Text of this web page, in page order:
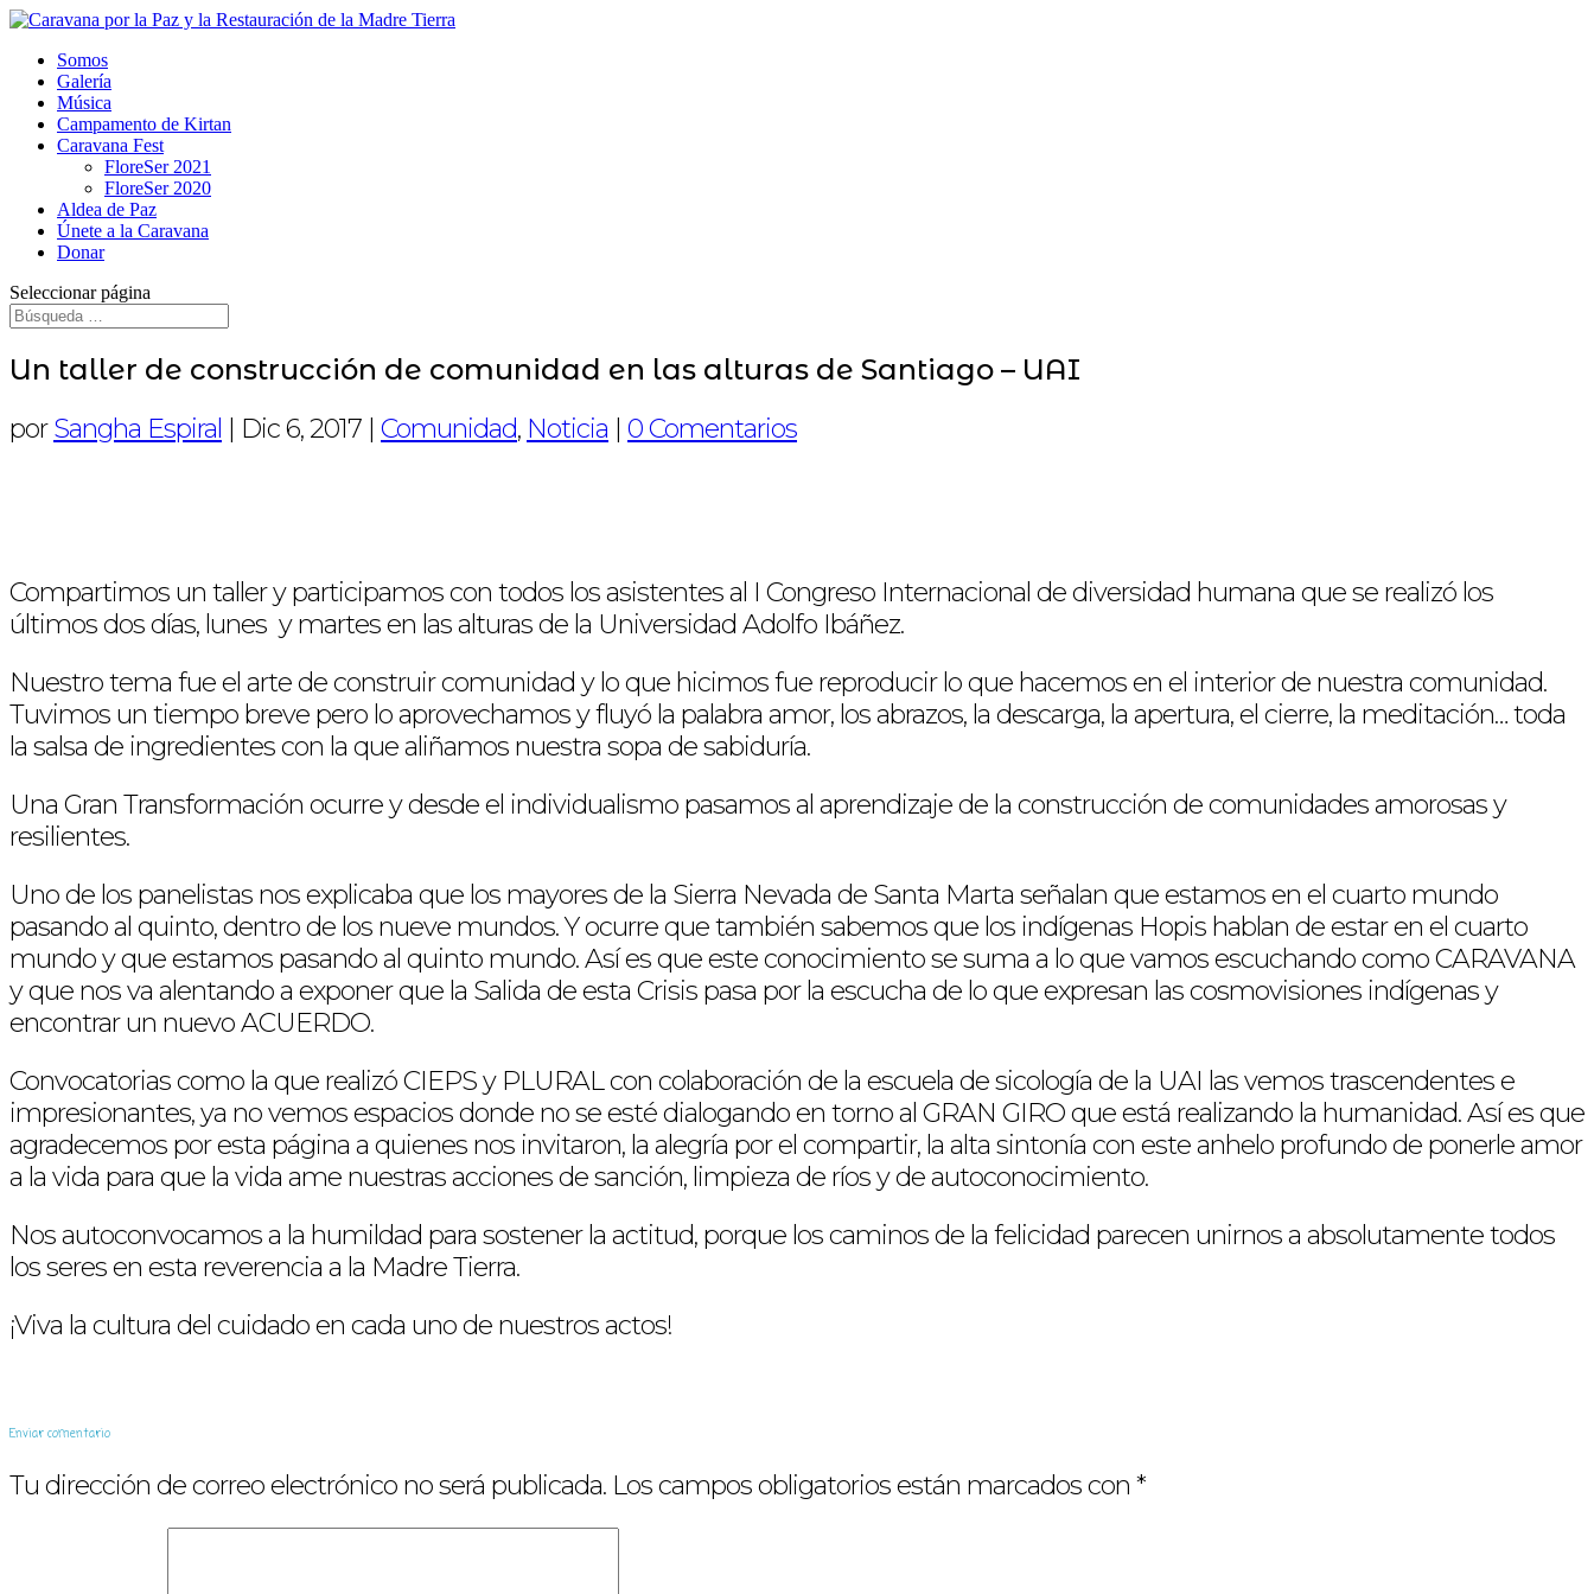
Somos
Galería
Música
Campamento de Kirtan
Caravana Fest
FloreSer 2021
FloreSer 2020
Aldea de Paz
Únete a la Caravana
Donar
Seleccionar página
Un taller de construcción de comunidad en las alturas de Santiago – UAI
porSangha Espiral | Dic 6, 2017 | Comunidad, Noticia | 0 Comentarios
Compartimos un taller y participamos con todos los asistentes al I Congreso Internacional de diversidad humana que se realizó los
últimos dos días, lunes y martes en las alturas de la Universidad Adolfo Ibáñez.
Nuestro tema fue el arte de construir comunidad y lo que hicimos fue reproducir lo que hacemos en el interior de nuestra comunidad.
Tuvimos un tiempo breve pero lo aprovechamos y fluyó la palabra amor, los abrazos, la descarga, la apertura, el cierre, la meditación… toda
la salsa de ingredientes con la que aliñamos nuestra sopa de sabiduría.
Una Gran Transformación ocurre y desde el individualismo pasamos al aprendizaje de la construcción de comunidades amorosas y
resilientes.
Uno de los panelistas nos explicaba que los mayores de la Sierra Nevada de Santa Marta señalan que estamos en el cuarto mundo
pasando al quinto, dentro de los nueve mundos. Y ocurre que también sabemos que los indígenas Hopis hablan de estar en el cuarto
mundo y que estamos pasando al quinto mundo. Así es que este conocimiento se suma a lo que vamos escuchando como CARAVANA
y que nos va alentando a exponer que la Salida de esta Crisis pasa por la escucha de lo que expresan las cosmovisiones indígenas y
encontrar un nuevo ACUERDO.
Convocatorias como la que realizó CIEPS y PLURAL con colaboración de la escuela de sicología de la UAI las vemos trascendentes e
impresionantes, ya no vemos espacios donde no se esté dialogando en torno al GRAN GIRO que está realizando la humanidad. Así es que
agradecemos por esta página a quienes nos invitaron, la alegría por el compartir, la alta sintonía con este anhelo profundo de ponerle amor
a la vida para que la vida ame nuestras acciones de sanción, limpieza de ríos y de autoconocimiento.
Nos autoconvocamos a la humildad para sostener la actitud, porque los caminos de la felicidad parecen unirnos a absolutamente todos
los seres en esta reverencia a la Madre Tierra.
¡Viva la cultura del cuidado en cada uno de nuestros actos!
Enviar comentario
Tu dirección de correo electrónico no será publicada. Los campos obligatorios están marcados con *